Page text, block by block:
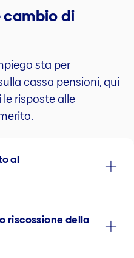
cambio di
sta per
cassa pensioni, qui
risposte alle
al
riscossione della